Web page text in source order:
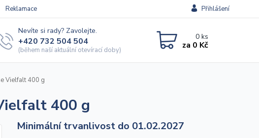
Reklamace Přihlášení
Nevíte si rady? Zavolejte.
+420 732 504 504
(během naší aktuální otevírací doby)
0ks
za 0 Kč
Vielfalt 400 g
400 g
Minimální trvanlivost do 01.02.2027